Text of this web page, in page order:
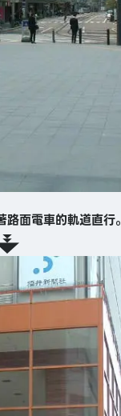
面電車的軌道直行。